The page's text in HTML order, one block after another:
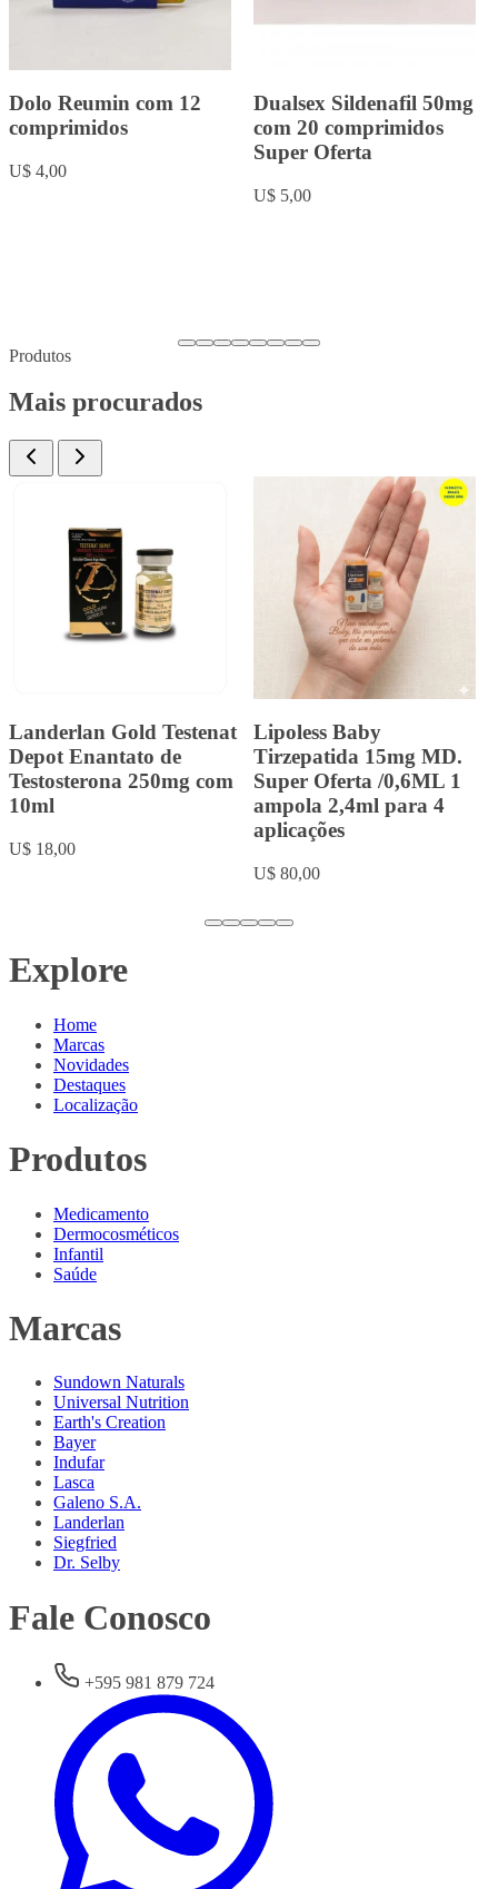
Rowachol com 50
cápsulas.
U$ 9,00
Fluoxetina 20mg com 20
comprimidos
Produtos
Mais procurados
Tirzec Tirzepatida 15mg
MD. /0,5ML 1 ampola
2ml para 4 aplicações
Super Oferta
U$ 80,00
Landerlan Gold
Durateston com 10ml
U$ 20,00
Explore
Home
Marcas
Novidades
Destaques
Localização
Produtos
Medicamento
Dermocosméticos
Infantil
Saúde
Marcas
Sundown Naturals
Universal Nutrition
Earth's Creation
Bayer
Indufar
Lasca
Galeno S.A.
Landerlan
Siegfried
Dr. Selby
Fale Conosco
+595 981 879 724